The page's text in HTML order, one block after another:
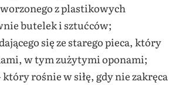
z plastikowych
butelek i sztućców;
się ze starego pieca, który
w tym zużytymi oponami;
który rośnie w siłę, gdy nie zakręca